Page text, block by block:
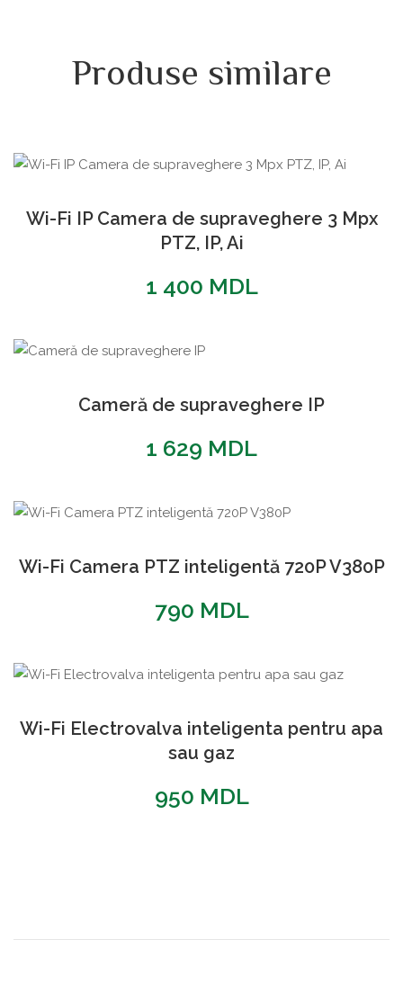
Produse similare
Wi-Fi IP Camera de supraveghere 3 Mpx
PTZ, IP, Ai
1 400 MDL
Cameră de supraveghere IP
1 629 MDL
Wi-Fi Camera PTZ inteligentă 720P V380P
790 MDL
Wi-Fi Electrovalva inteligenta pentru apa
sau gaz
950 MDL